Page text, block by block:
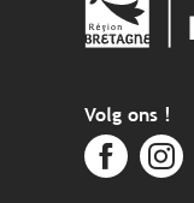
Volg ons !